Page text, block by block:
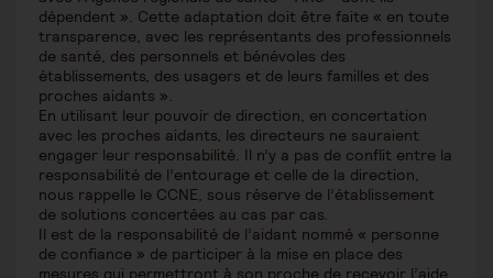
dépendent ». Cette adaptation doit être faite « en toute
transparence, avec les représentants des professionnels
de santé, des personnels et bénévoles des
établissements, des usagers et de leurs familles et des
proches aidants ».
En utilisant leur pouvoir de direction, en concertation
avec les proches aidants, les directeurs ne sauraient
engager leur responsabilité. Il n’y a pas de conflit entre la
responsabilité de l’entourage et celle de la direction,
nous rappelle le CCNE, sous réserve de l’établissement
de solutions concertées au cas par cas.
Il est de la responsabilité de l’aidant nommé « personne
de confiance » de participer à la mise en place des
mesures qui permettront à son proche de recevoir l’aide